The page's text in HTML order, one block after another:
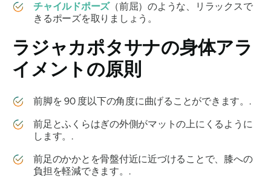
チャイルドポーズ（前屈）のような、リラックスで
きるポーズを取りましょう。
ラジャカポタサナの身体アラ
イメントの原則
前脚を 90 度以下の角度に曲げることができます。.
前足とふくらはぎの外側がマットの上にくるように
します。.
前足のかかとを骨盤付近に近づけることで、膝への
負担を軽減できます。.